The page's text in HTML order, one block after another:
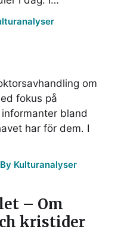
om
fokus på
bland
har för dem. I
By Kulturanalyser
– Om
kristider